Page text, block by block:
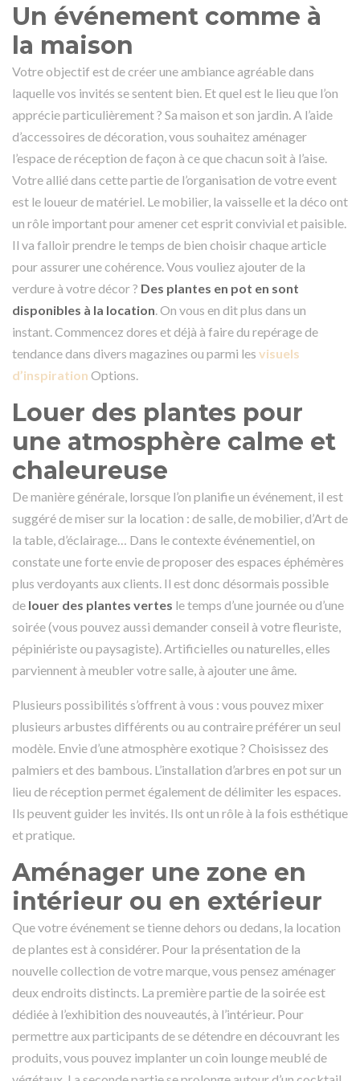
Un événement comme à
la maison
Votre objectif est de créer une ambiance agréable dans
laquelle vos invités se sentent bien. Et quel est le lieu que l’on
apprécie particulièrement ? Sa maison et son jardin. A l’aide
d’accessoires de décoration, vous souhaitez aménager
l’espace de réception de façon à ce que chacun soit à l’aise.
Votre allié dans cette partie de l’organisation de votre event
est le loueur de matériel. Le mobilier, la vaisselle et la déco ont
un rôle important pour amener cet esprit convivial et paisible.
Il va falloir prendre le temps de bien choisir chaque article
pour assurer une cohérence. Vous vouliez ajouter de la
verdure à votre décor ? Des plantes en pot en sont
disponibles à la location . On vous en dit plus dans un
instant. Commencez dores et déjà à faire du repérage de
tendance dans divers magazines ou parmi les visuels
d’inspiration Options.
Louer des plantes pour
une atmosphère calme et
chaleureuse
De manière générale, lorsque l’on planifie un événement, il est
suggéré de miser sur la location : de salle, de mobilier, d’Art de
la table, d’éclairage… Dans le contexte événementiel, on
constate une forte envie de proposer des espaces éphémères
plus verdoyants aux clients. Il est donc désormais possible
de louer des plantes vertes le temps d’une journée ou d’une
soirée (vous pouvez aussi demander conseil à votre fleuriste,
pépiniériste ou paysagiste). Artificielles ou naturelles, elles
parviennent à meubler votre salle, à ajouter une âme.
Plusieurs possibilités s’offrent à vous : vous pouvez mixer
plusieurs arbustes différents ou au contraire préférer un seul
modèle. Envie d’une atmosphère exotique ? Choisissez des
palmiers et des bambous. L’installation d’arbres en pot sur un
lieu de réception permet également de délimiter les espaces.
Ils peuvent guider les invités. Ils ont un rôle à la fois esthétique
et pratique.
Aménager une zone en
intérieur ou en extérieur
Que votre événement se tienne dehors ou dedans, la location
de plantes est à considérer. Pour la présentation de la
nouvelle collection de votre marque, vous pensez aménager
deux endroits distincts. La première partie de la soirée est
dédiée à l’exhibition des nouveautés, à l’intérieur. Pour
permettre aux participants de se détendre en découvrant les
produits, vous pouvez implanter un coin lounge meublé de